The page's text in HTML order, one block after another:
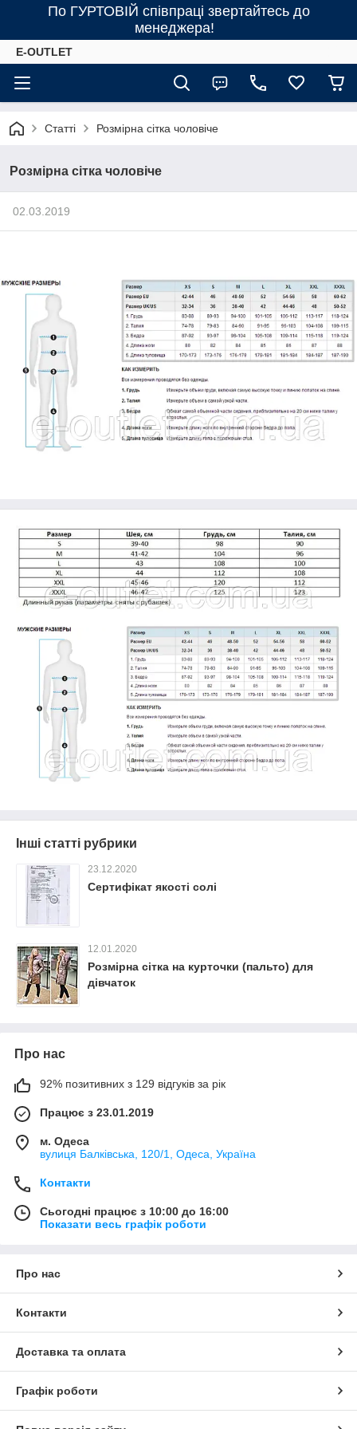
По ГУРТОВІЙ співпраці звертайтесь до
менеджера!
E-OUTLET
Статті Розмірна сітка чоловіче
Розмірна сітка чоловіче
02.03.2019
Інші статті рубрики
23.12.2020
Сертифікат якості солі
12.01.2020
Розмірна сітка на курточки (пальто) для
дівчаток
Про нас
92% позитивних з 129 відгуків за рік
Працює з 23.01.2019
м. Одеса
вулиця Балківська, 120/1, Одеса, Україна
Контакти
Сьогодні працює з 10:00 до 16:00
Показати весь графік роботи
Про нас
Контакти
Доставка та оплата
Графік роботи